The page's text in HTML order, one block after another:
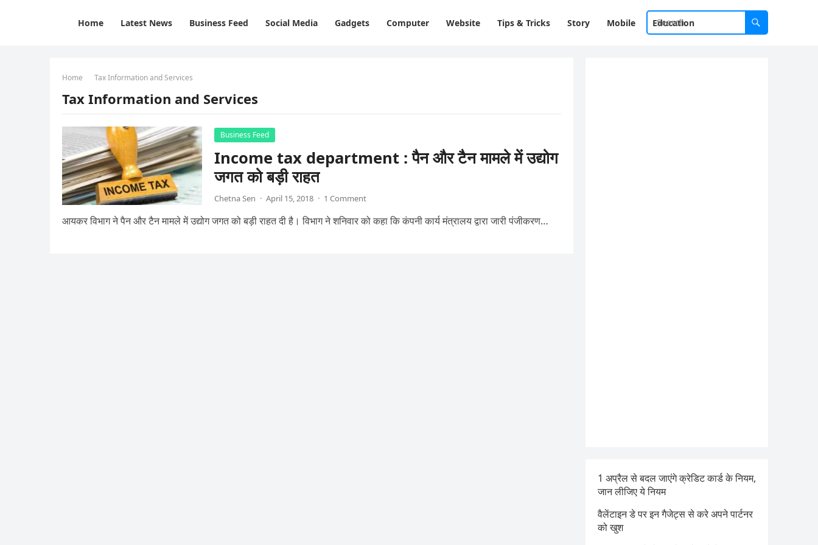
Home Latest News Business Feed Social Media Gadgets Computer Website Tips & Tricks Story Mobile Education
Home Tax Information and Services
Tax Information and Services
Business Feed
Income tax department : पैन और टैन मामले में उद्योग
जगत को बड़ी राहत
Chetna Sen · April 15, 2018 · 1 Comment
आयकर विभाग ने पैन और टैन मामले में उद्योग जगत को बड़ी राहत दी है। विभाग ने शनिवार को कहा कि कंपनी कार्य मंत्रालय द्वारा जारी पंजीकरण…
1 अप्रैल से बदल जाएंगे क्रेडिट कार्ड के नियम,
जान लीजिए ये नियम
वैलेंटाइन डे पर इन गैजेट्स से करे अपने पार्टनर
को खुश